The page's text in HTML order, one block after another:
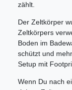
zählt.
Der Zeltkörper
Zeltkörpers
Boden im
schützt und
Setup mit
Wenn Du nach